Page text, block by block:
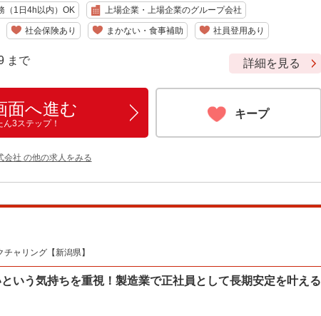
（1日4h以内）OK 上場企業・上場企業のグループ会社
社会保険あり まかない・食事補助 社員登用あり
まで 詳細を見る
面へ進む
ん3ステップ！
キープ
会社 の他の求人をみる
ャリング【新潟県】
いう気持ちを重視！製造業で正社員として長期安定を叶える